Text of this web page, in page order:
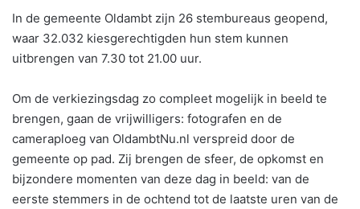
In de gemeente Oldambt zijn 26 stembureaus geopend,
waar 32.032 kiesgerechtigden hun stem kunnen
uitbrengen van 7.30 tot 21.00 uur.
Om de verkiezingsdag zo compleet mogelijk in beeld te
brengen, gaan de vrijwilligers: fotografen en de
cameraploeg van OldambtNu.nl verspreid door de
gemeente op pad. Zij brengen de sfeer, de opkomst en
bijzondere momenten van deze dag in beeld: van de
eerste stemmers in de ochtend tot de laatste uren van de